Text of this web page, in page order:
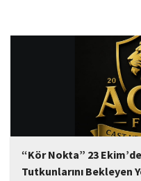
“Kör Nokta” 23
Tutkunlarını Bekleyen